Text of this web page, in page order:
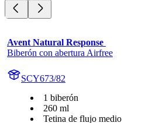
Avent Natural Response
Biberón con abertura Airfree
SCY673/82
1 biberón
260 ml
Tetina de flujo medio